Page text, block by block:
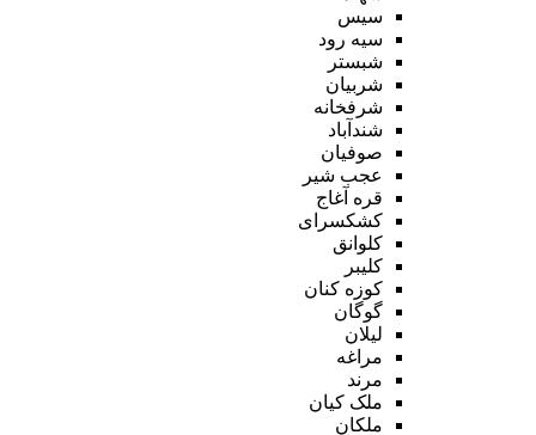
سیس
سیه رود
شبستر
شربیان
شرفخانه
شندآباد
صوفیان
عجب شیر
قره آغاج
کشکسرای
کلوانق
کلیبر
کوزه کنان
گوگان
لیلان
مراغه
مرند
ملک کیان
ملکان